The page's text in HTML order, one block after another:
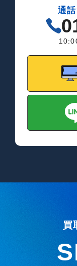
通話
買